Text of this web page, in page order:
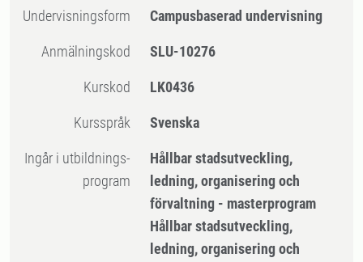
Undervisningsform Campusbaserad undervisning
Anmälningskod SLU-10276
Kurskod LK0436
Kursspråk Svenska
Ingår i utbildnings-
program
Hållbar stadsutveckling,
ledning, organisering och
förvaltning - masterprogram
Hållbar stadsutveckling,
ledning, organisering och